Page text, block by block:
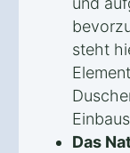
steht
Das